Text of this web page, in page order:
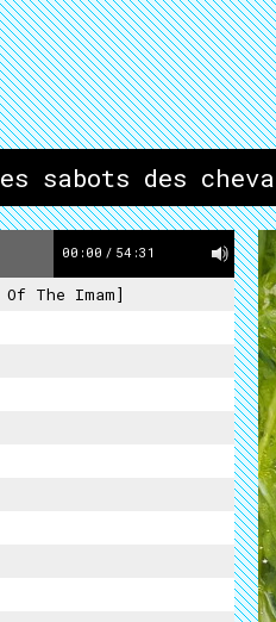
sabots des
00:00 / 54:31
The Imam]